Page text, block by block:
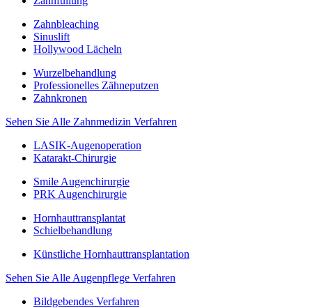
Zahnbleaching
Sinuslift
Hollywood Lächeln
Wurzelbehandlung
Professionelles Zähneputzen
Zahnkronen
Sehen Sie Alle Zahnmedizin Verfahren
LASIK-Augenoperation
Katarakt-Chirurgie
Smile Augenchirurgie
PRK Augenchirurgie
Hornhauttransplantat
Schielbehandlung
Künstliche Hornhauttransplantation
Sehen Sie Alle Augenpflege Verfahren
Bildgebendes Verfahren